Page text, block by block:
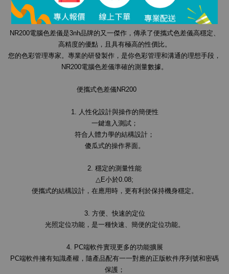
NR200高性價比便攜式色差儀
NR200電腦色差儀是3nh品牌的又一傑作，傳承了便攜式色差儀高穩定、
高精度的優點，且具有極高的性價比。
您的色彩管理專家。專業的研發製作，是你色彩管理和溝通的理想手段，
NR200電腦色差儀準確的測量數據。
便攜式色差儀NR200
1. 人性化設計與操作的簡便性
一鍵進入測試；
符合人體力學的結構設計；
傻瓜式的操作界面。
2. 穩定的測量性能
△E小於0.08;
便攜式的結構設計，在應用時，更有利於保持機身穩定。
3. 方便、快速的定位
光照定位功能，是一種快速、簡便的定位功能。
4. PC端軟件實現更多的功能擴展
PC端軟件擁有知識產權，隨產品配有一一對應的正版軟件序列號和密碼
保護；